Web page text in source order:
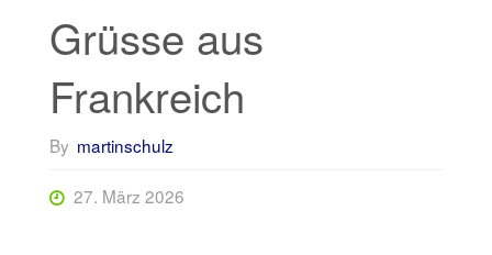
Grüsse aus
Frankreich
By martinschulz
27. März 2026